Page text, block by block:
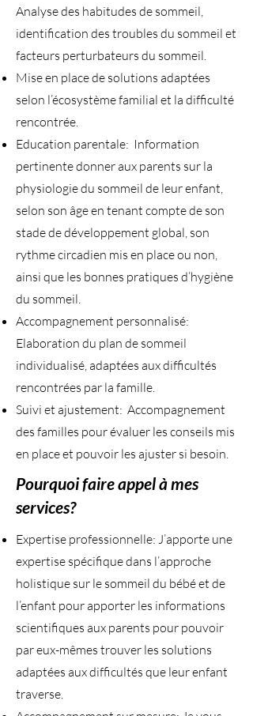
Analyse des habitudes de sommeil,
identification des troubles du sommeil et
facteurs perturbateurs du sommeil.
Mise en place de solutions adaptées
selon l’écosystème familial et la difficulté
rencontrée.
Education parentale: Information
pertinente donner aux parents sur la
physiologie du sommeil de leur enfant,
selon son âge en tenant compte de son
stade de développement global, son
rythme circadien mis en place ou non,
ainsi que les bonnes pratiques d’hygiène
du sommeil.
Accompagnement personnalisé:
Elaboration du plan de sommeil
individualisé, adaptées aux difficultés
rencontrées par la famille.
Suivi et ajustement: Accompagnement
des familles pour évaluer les conseils mis
en place et pouvoir les ajuster si besoin.
Pourquoi faire appel à mes
services?
Expertise professionnelle: J’apporte une
expertise spécifique dans l’approche
holistique sur le sommeil du bébé et de
l’enfant pour apporter les informations
scientifiques aux parents pour pouvoir
par eux-mêmes trouver les solutions
adaptées aux difficultés que leur enfant
traverse.